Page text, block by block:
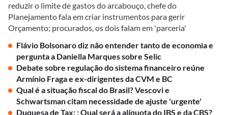
reduzir o limite de gastos do arcabouço, chefe do
Planejamento fala em criar instrumentos para gerir
Orçamento; procurados, os dois falam em 'parceria'
Flávio Bolsonaro diz não entender tanto de economia e
pergunta a Daniella Marques sobre Selic
Debate sobre regulação do sistema financeiro reúne
Armínio Fraga e ex-dirigentes da CVM e BC
Qual é a situação fiscal do Brasil? Vescovi e
Schwartsman citam necessidade de ajuste 'urgente'
Duquesa de Tax: : Qual será a alíquota do IBS e da CBS?